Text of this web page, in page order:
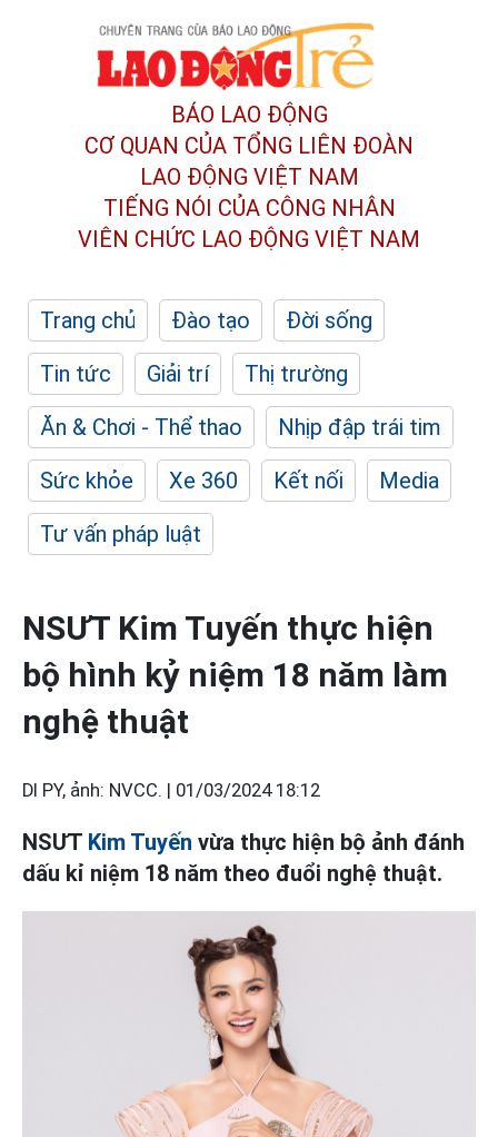
BÁO LAO ĐỘNG
CƠ QUAN CỦA TỔNG LIÊN ĐOÀN
LAO ĐỘNG VIỆT NAM
TIẾNG NÓI CỦA CÔNG NHÂN
VIÊN CHỨC LAO ĐỘNG VIỆT NAM
Trang chủ Đào tạo
Đời sống
Tin tức
Giải trí
Thị trường
Ăn & Chơi - Thể thao
Nhịp đập trái tim
Sức khỏe
Xe 360 Kết nối
Media
Tư vấn pháp luật
NSƯT Kim Tuyến thực hiện
bộ hình kỷ niệm 18 năm làm
nghệ thuật
DI PY, ảnh: NVCC. | 01/03/2024 18:12
NSƯT Kim Tuyến vừa thực hiện bộ ảnh đánh
dấu kỉ niệm 18 năm theo đuổi nghệ thuật.